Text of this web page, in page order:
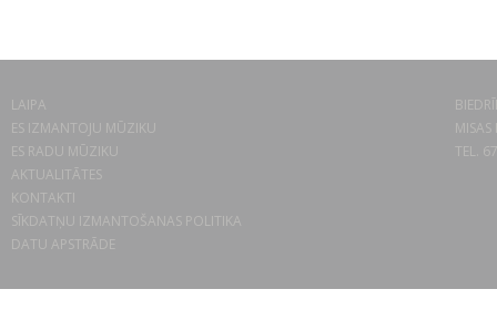
LAIPA
ES IZMANTOJU MŪZIKU
ES RADU MŪZIKU
AKTUALITĀTES
KONTAKTI
SĪKDATŅU IZMANTOŠANAS POLITIKA
DATU APSTRĀDE
TEL.